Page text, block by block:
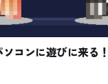
コンに遊びに来る！